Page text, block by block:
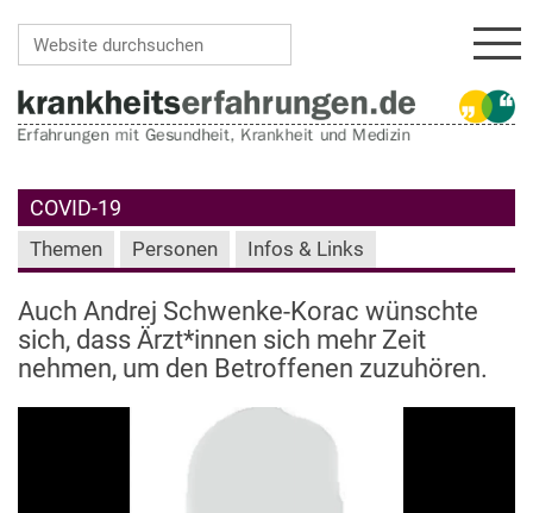
COVID-19
Themen Personen Infos & Links
Auch Andrej Schwenke-Korac wünschte
sich, dass Ärzt*innen sich mehr Zeit
nehmen, um den Betroffenen zuzuhören.